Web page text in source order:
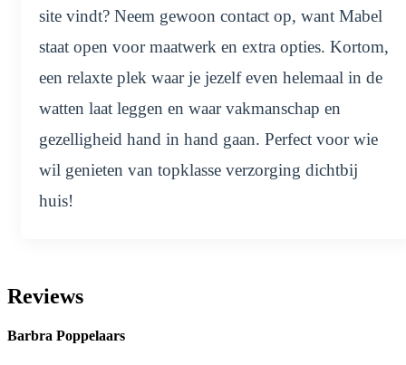
site vindt? Neem gewoon contact op, want Mabel
staat open voor maatwerk en extra opties. Kortom,
een relaxte plek waar je jezelf even helemaal in de
watten laat leggen en waar vakmanschap en
gezelligheid hand in hand gaan. Perfect voor wie
wil genieten van topklasse verzorging dichtbij
huis!
Reviews
Barbra Poppelaars